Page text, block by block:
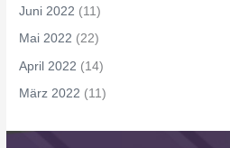
Juni 2022 (11)
Mai 2022 (22)
April 2022 (14)
März 2022 (11)